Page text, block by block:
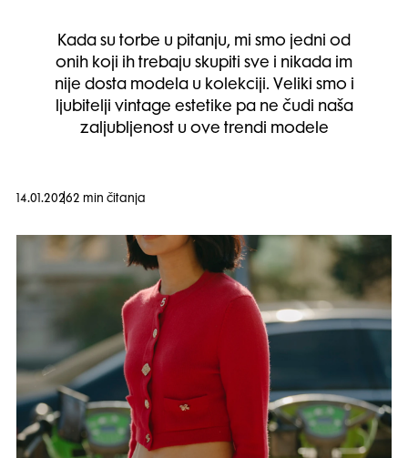
Kada su torbe u pitanju, mi smo jedni od
onih koji ih trebaju skupiti sve i nikada im
nije dosta modela u kolekciji. Veliki smo i
ljubitelji vintage estetike pa ne čudi naša
zaljubljenost u ove trendi modele
14.01.20262 min čitanja